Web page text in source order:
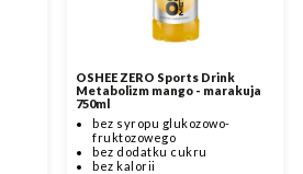
OSHEE ZERO Sports Drink
Metabolizm mango - marakuja
750ml
bez syropu glukozowo-
fruktozowego
bez dodatku cukru
bez kalorii